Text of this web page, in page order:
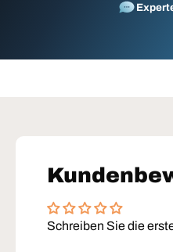
Schreiben Sie die